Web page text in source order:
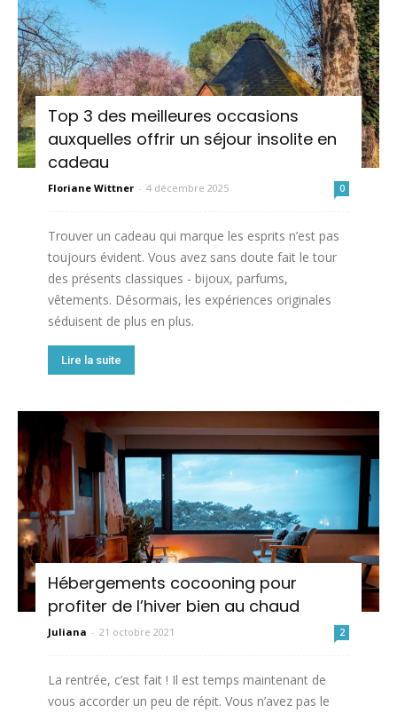
Top 3 des meilleures occasions
auxquelles offrir un séjour insolite en
cadeau
Floriane Wittner - 4 décembre 2025 0
Trouver un cadeau qui marque les esprits n’est pas
toujours évident. Vous avez sans doute fait le tour
des présents classiques - bijoux, parfums,
vêtements. Désormais, les expériences originales
séduisent de plus en plus.
Lire la suite
Hébergements cocooning pour
profiter de l’hiver bien au chaud
Juliana - 21 octobre 2021 2
La rentrée, c’est fait ! Il est temps maintenant de
vous accorder un peu de répit. Vous n’avez pas le